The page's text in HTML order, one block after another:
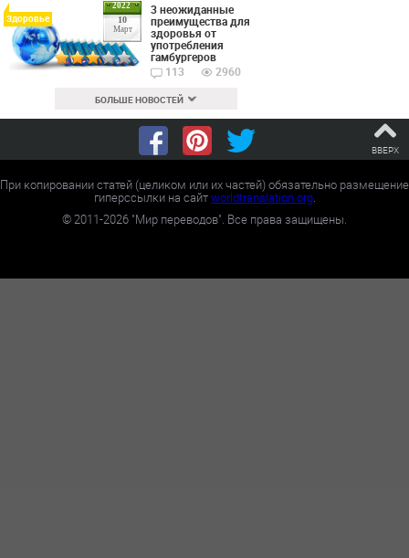
2022
10
Март
Здоровье
3 неожиданные
преимущества для
здоровья от
употребления
гамбургеров
113
2960
БОЛЬШЕ НОВОСТЕЙ
ВВЕРХ
При копировании статей (целиком или их частей) обязательно размещение
гиперссылки на сайтworldtranslation.org.
©2011-2026 "Мир переводов". Все права защищены.